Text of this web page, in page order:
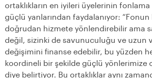
ortaklıkların en iyileri üyelerinin fonlama
güçlü yanlarından faydalanıyor:
doğrudan hizmete yönlendirebilir ama
değil, sizinki de savunuculuğu ve uzun
değişimini finanse edebilir, bu yüzden
koordineli bir şekilde güçlü yönlerimize
diye belirtiyor. Bu ortaklıklar aynı